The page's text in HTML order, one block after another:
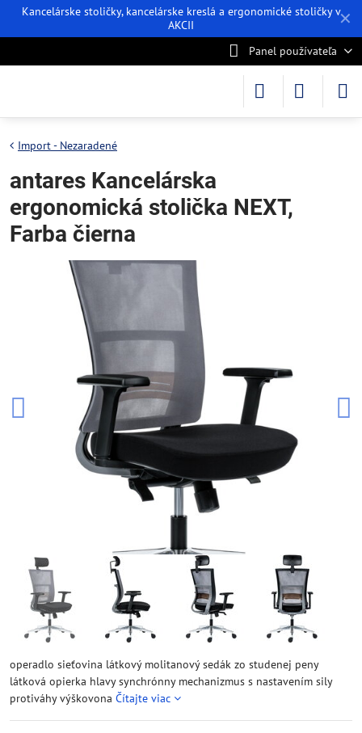
✕
Kancelárske stoličky, kancelárske kreslá a ergonomické stoličky v
AKCII
Panel používateľa
Import - Nezaradené
antares Kancelárska
ergonomická stolička NEXT,
Farba čierna
operadlo sieťovina látkový molitanový sedák zo studenej peny
látková opierka hlavy synchrónny mechanizmus s nastavením sily
protiváhy výškovona Čítajte viac